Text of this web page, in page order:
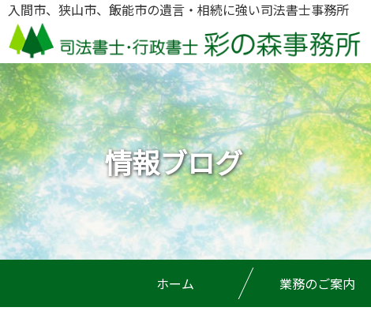
入間市、狭山市、飯能市の遺言・相続に強い司法書士事務所
情報ブログ
ホーム 業務のご案内